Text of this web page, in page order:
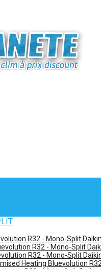
R32 - Mono-Split Daikin
R32 - Mono-Split
R32 - Mono-Split
Heating Bluevolution